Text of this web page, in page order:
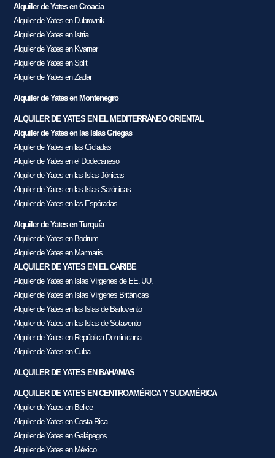
Alquiler de Yates en Croacia
Alquiler de Yates en Dubrovnik
Alquiler de Yates en Istria
Alquiler de Yates en Kvarner
Alquiler de Yates en Split
Alquiler de Yates en Zadar
Alquiler de Yates en Montenegro
ALQUILER DE YATES EN EL MEDITERRÁNEO ORIENTAL
Alquiler de Yates en las Islas Griegas
Alquiler de Yates en las Cícladas
Alquiler de Yates en el Dodecaneso
Alquiler de Yates en las Islas Jónicas
Alquiler de Yates en las Islas Sarónicas
Alquiler de Yates en las Espóradas
Alquiler de Yates en Turquía
Alquiler de Yates en Bodrum
Alquiler de Yates en Marmaris
ALQUILER DE YATES EN EL CARIBE
Alquiler de Yates en Islas Vírgenes de EE. UU.
Alquiler de Yates en Islas Vírgenes Británicas
Alquiler de Yates en las Islas de Barlovento
Alquiler de Yates en las Islas de Sotavento
Alquiler de Yates en República Dominicana
Alquiler de Yates en Cuba
ALQUILER DE YATES EN BAHAMAS
ALQUILER DE YATES EN CENTROAMÉRICA Y SUDAMÉRICA
Alquiler de Yates en Belice
Alquiler de Yates en Costa Rica
Alquiler de Yates en Galápagos
Alquiler de Yates en México